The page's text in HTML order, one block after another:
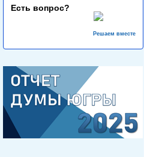
Есть вопрос?
Решаем вместе